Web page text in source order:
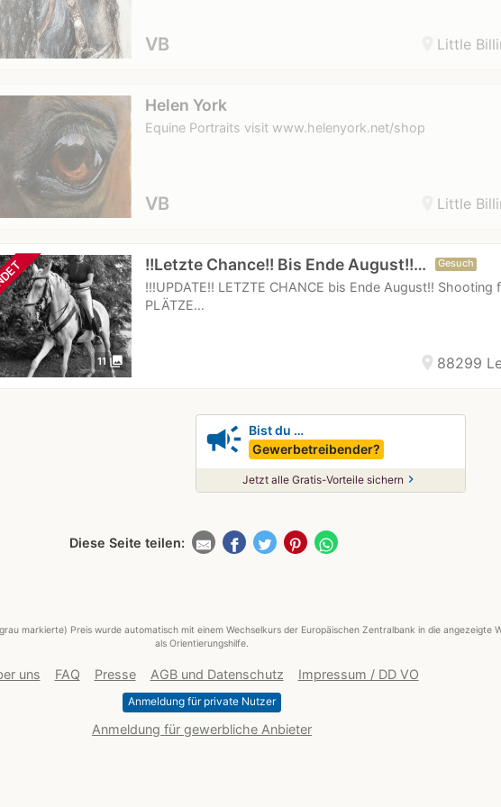
Little
VB
Helen York
Equine Portraits visit www.helenyork.net/shop
Little
VB
11 photo_library
!!Letzte Chance!! Bis Ende August!!… Gesuch
!!!UPDATE!! LETZTE CHANCE bis Ende August!!
PLÄTZE…
location_on 88299
campaign Bist du …
Gewerbetreibender?
Jetzt alle Gratis-Vorteile sichern chevron_right
Diese Seite teilen:
markierte) Preis wurde automatisch mit einem Wechselkurs der Europäischen Zentralbank in die angezeigte
als Orientierungshilfe.
uns FAQ Presse AGB und Datenschutz Impressum / DD VO
Anmeldung für private Nutzer
Anmeldung für gewerbliche Anbieter